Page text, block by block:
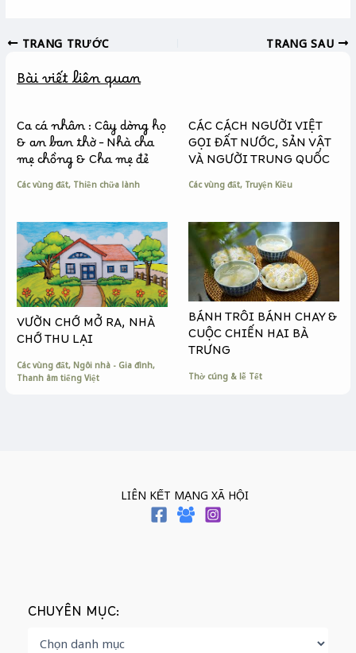
e
o
k
s
n
e
r
y
i
k
TRANG TRƯỚC TRANG SAU
Bài viết liên quan
Ca cá nhân : Cây dòng họ
& an ban thờ – Nhà cha
mẹ chồng & Cha mẹ đẻ
Các vùng đất, Thiền chữa lành
CÁC CÁCH NGƯỜI VIỆT
GỌI ĐẤT NƯỚC, SẢN VẬT
VÀ NGƯỜI TRUNG QUỐC
Các vùng đất, Truyện Kiều
VƯỜN CHỚ MỞ RA, NHÀ
CHỚ THU LẠI
Các vùng đất, Ngôi nhà - Gia đình,
Thanh âm tiếng Việt
BÁNH TRÔI BÁNH CHAY &
CUỘC CHIẾN HAI BÀ
TRƯNG
Thờ cúng & lễ Tết
LIÊN KẾT MẠNG XÃ HỘI
CHUYÊN MỤC: